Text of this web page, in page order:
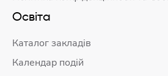
Освіта
Каталог закладів
Календар подій